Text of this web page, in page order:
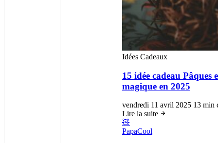
Idées Cadeaux
15 idée cadeau
magique en 2025
vendredi 11 avril 2025 13 min
Lire la suite
🧸
PapaCool